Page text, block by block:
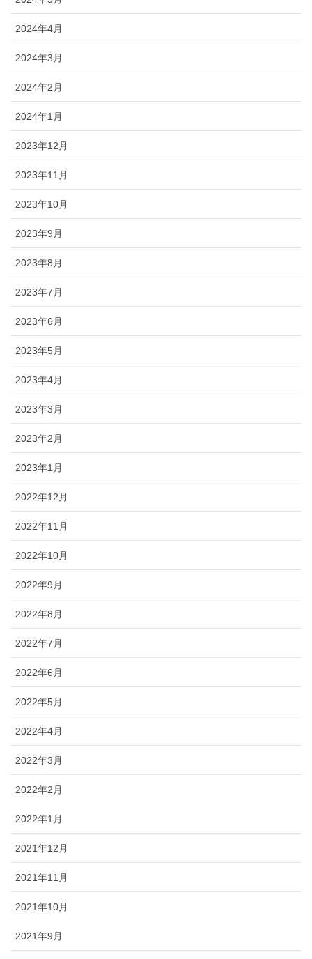
2024年4月
2024年3月
2024年2月
2024年1月
2023年12月
2023年11月
2023年10月
2023年9月
2023年8月
2023年7月
2023年6月
2023年5月
2023年4月
2023年3月
2023年2月
2023年1月
2022年12月
2022年11月
2022年10月
2022年9月
2022年8月
2022年7月
2022年6月
2022年5月
2022年4月
2022年3月
2022年2月
2022年1月
2021年12月
2021年11月
2021年10月
2021年9月